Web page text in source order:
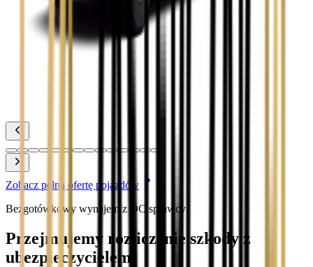
Toyota Prius
Zobacz pełną ofertę pojazdów
Bezgotówkowy wynajem z OC sprawcy
Przejmujemy rozliczenie szkody z
ubezpieczycielem